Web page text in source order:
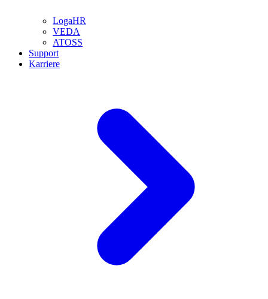
LogaHR
VEDA
ATOSS
Support
Karriere